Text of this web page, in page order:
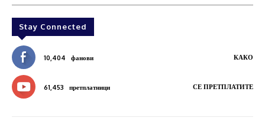
Stay Connected
10,404 фанови КАКО
61,453 претплатници СЕ ПРЕТПЛАТИТЕ